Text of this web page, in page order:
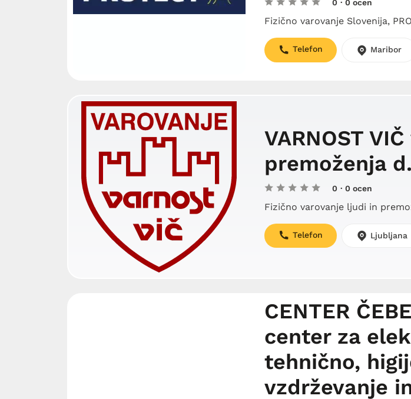
0 · 0 ocen
Fizično varovanje Slovenija,
Telefon Maribor
VARNOST
premoženja
0 · 0 ocen
Fizično varovanje ljudi in
Telefon Ljubljana
CENTER
center za
tehnično,
vzdrževanje